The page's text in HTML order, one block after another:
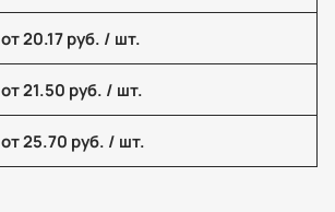
от 20.17 руб. / шт.
от 21.50 руб. / шт.
от 25.70 руб. / шт.